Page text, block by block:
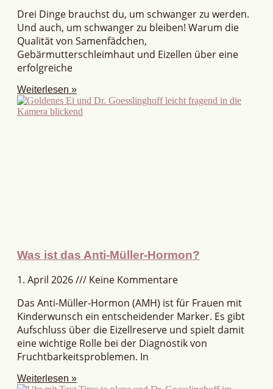
Drei Dinge brauchst du, um schwanger zu werden.
Und auch, um schwanger zu bleiben! Warum die
Qualität von Samenfädchen,
Gebärmutterschleimhaut und Eizellen über eine
erfolgreiche
Weiterlesen »
Was ist das Anti-Müller-Hormon?
1. April 2026
Keine Kommentare
Das Anti-Müller-Hormon (AMH) ist für Frauen mit
Kinderwunsch ein entscheidender Marker. Es gibt
Aufschluss über die Eizellreserve und spielt damit
eine wichtige Rolle bei der Diagnostik von
Fruchtbarkeitsproblemen. In
Weiterlesen »